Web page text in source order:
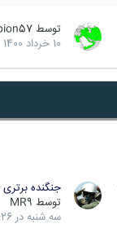
توسط
10 خرداد 1400
جنگنده برتری
توسط MR9
سه شنبه در 18:26